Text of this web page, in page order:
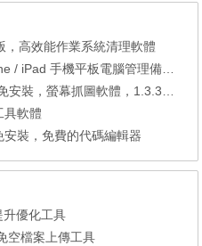
高效能作業系統清理軟體
手機平板電腦管理備份還原軟體
螢幕抓圖軟體，1.3.315 安裝版
具軟體
裝，免費的代碼編輯器
升優化工具
空檔案上傳工具